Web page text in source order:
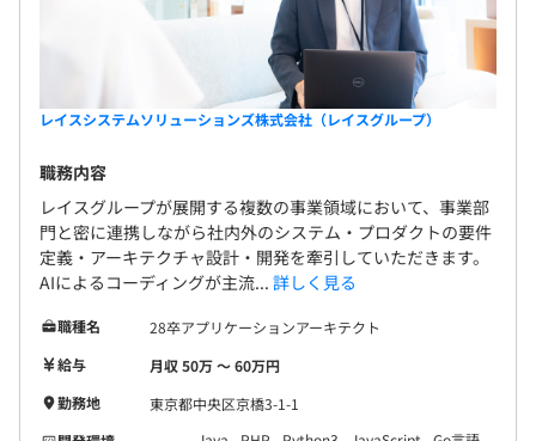
レイスシステムソリューションズ株式会社（レイスグループ）
職務内容
レイスグループが展開する複数の事業領域において、事業部
門と密に連携しながら社内外のシステム・プロダクトの要件
定義・アーキテクチャ設計・開発を牽引していただきます。
AIによるコーディングが主流... 詳しく見る
職種名
28卒アプリケーションアーキテクト
給与
月収 50万 〜 60万円
勤務地
東京都中央区京橋3-1-1